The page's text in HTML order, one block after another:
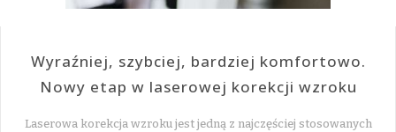
Wyraźniej, szybciej, bardziej komfortowo.
Nowy etap w laserowej korekcji wzroku
Laserowa korekcja wzroku jest jedną z najczęściej stosowanych